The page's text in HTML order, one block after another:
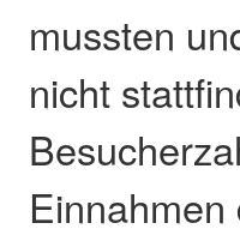
mussten
nicht